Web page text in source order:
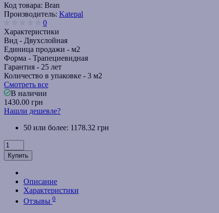
Код товара: Bran
Производитель: Katepal
0
Характеристики
Вид - Двухслойная
Единица продажи - м2
Форма - Трапециевидная
Гарантия - 25 лет
Количество в упаковке - 3 м2
Смотреть все
В наличии
1430.00 грн
Нашли дешевле?
50 или более: 1178.32 грн
Купить
Описание
Характеристики
Отзывы 0